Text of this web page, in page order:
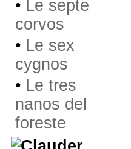
• Le septe
corvos
• Le sex
cygnos
• Le tres
nanos del
foreste